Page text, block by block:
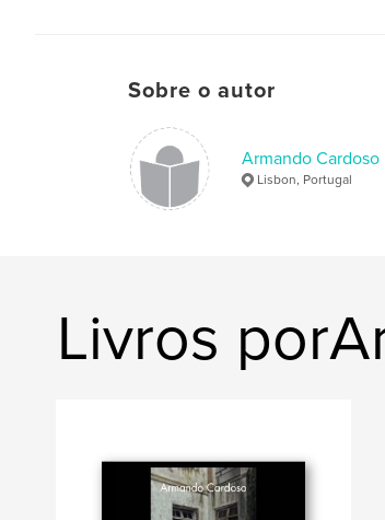
Sobre o autor
Armando Cardoso
Lisbon, Portugal
Livros